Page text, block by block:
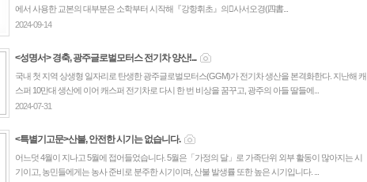
에서 사용한 교본의 대부분은 소학부터 시작해『강항휘초』의󰡐사서오경(四書...
2024-09-14
<성명서> 경축, 광주글로벌모터스 전기차 양산!...
국내 첫 지역 상생형 일자리로 탄생한 광주글로벌모터스(GGM)가 전기차 생산을 본격화한다. 지난해 캐
스퍼 10만대 생산에 이어 캐스퍼 전기차로 다시 한 번 비상을 꿈꾸고, 광주의 아들 딸들에...
2024-07-31
<특별기고문>산불, 안전한 시기는 없습니다.
어느덧 4월이 지나고 5월에 접어들었습니다. 5월은「가정의 달」로 가족단위 외부 활동이 많아지는 시
기이고, 농민들에게는 농사 준비로 분주한 시기이며, 산불 발생률 또한 높은 시기입니다. ...